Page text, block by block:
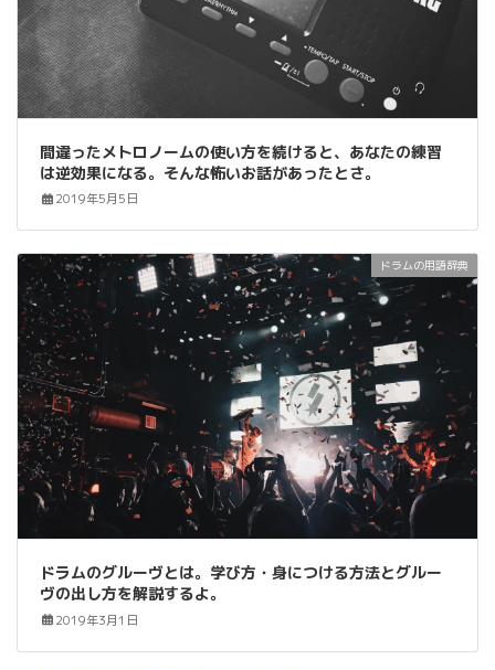
間違ったメトロノームの使い方を続けると、あなたの練習
は逆効果になる。そんな怖いお話があったとさ。
2019年5月5日
ドラムの用語辞典
ドラムのグルーヴとは。学び方・身につける方法とグルー
ヴの出し方を解説するよ。
2019年3月1日